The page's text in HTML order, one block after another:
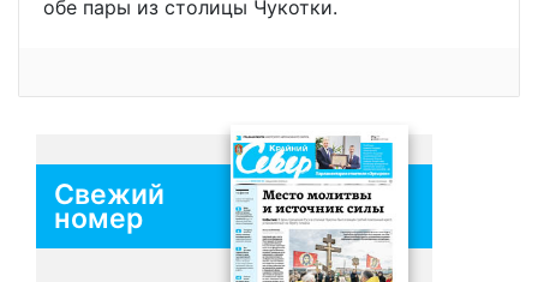
обе пары из столицы Чукотки.
Свежий
номер